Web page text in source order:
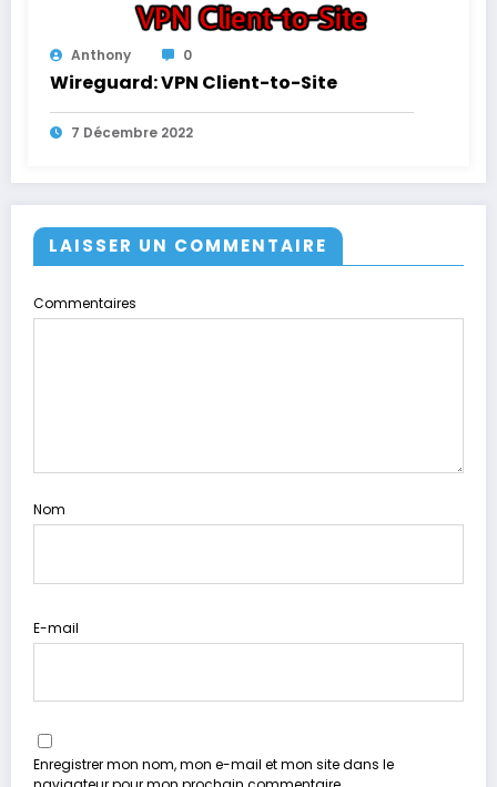
Anthony 0
Wireguard: VPN Client-to-Site
7 Décembre 2022
LAISSER UN COMMENTAIRE
Commentaires
Nom
E-mail
Enregistrer mon nom, mon e-mail et mon site dans le